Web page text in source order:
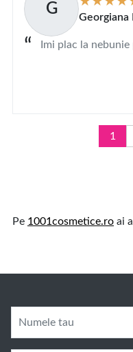
G Georgiana
Imi plac la
1
Pe 1001cosmetice.ro ai
Numele tau